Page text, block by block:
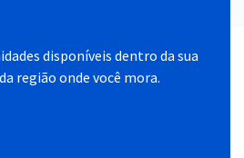
disponíveis dentro da sua
região onde você mora.